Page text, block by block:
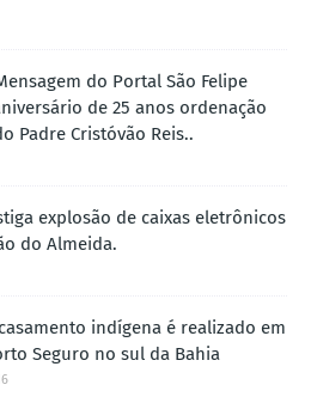
do Portal São Felipe
de 25 anos ordenação
Padre Cristóvão Reis..
explosão de caixas eletrônicos
do Almeida.
indígena é realizado em
Seguro no sul da Bahia